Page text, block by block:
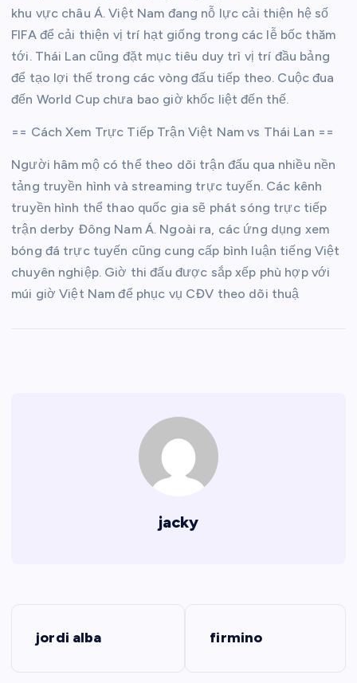
khu vực châu Á. Việt Nam đang nỗ lực cải thiện hệ số
FIFA để cải thiện vị trí hạt giống trong các lễ bốc thăm
tới. Thái Lan cũng đặt mục tiêu duy trì vị trí đầu bảng
để tạo lợi thế trong các vòng đấu tiếp theo. Cuộc đua
đến World Cup chưa bao giờ khốc liệt đến thế.
== Cách Xem Trực Tiếp Trận Việt Nam vs Thái Lan ==
Người hâm mộ có thể theo dõi trận đấu qua nhiều nền
tảng truyền hình và streaming trực tuyến. Các kênh
truyền hình thể thao quốc gia sẽ phát sóng trực tiếp
trận derby Đông Nam Á. Ngoài ra, các ứng dụng xem
bóng đá trực tuyến cũng cung cấp bình luận tiếng Việt
chuyên nghiệp. Giờ thi đấu được sắp xếp phù hợp với
múi giờ Việt Nam để phục vụ CĐV theo dõi thuậ
jacky
jordi alba firmino